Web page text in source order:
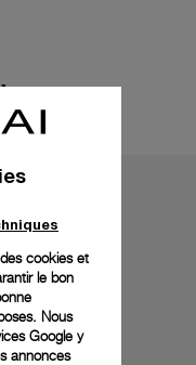
cookies et
le bon
Nous
Google y
annonces